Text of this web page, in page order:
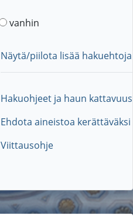
vanhin
Näytä/piilota lisää hakuehtoja
Hakuohjeet ja haun kattavuus
Ehdota aineistoa kerättäväksi
Viittausohje